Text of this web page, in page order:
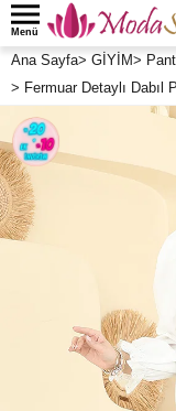
Menü
Ana Sayfa> GİYİM>
> Fermuar Detaylı Dabıl